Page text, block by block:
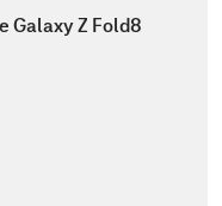
Galaxy Z Fold8